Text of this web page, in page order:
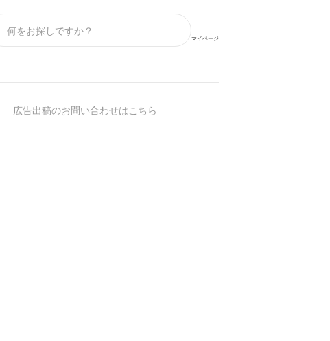
マイページ
広告出稿のお問い合わせはこちら